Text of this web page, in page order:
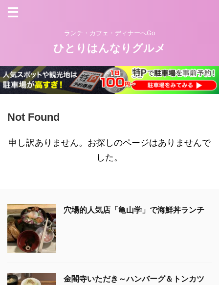
ランチ・カフェ・ディナーへGo
ひとりはんなりグルメ
Not Found
申し訳ありません。お探しのページはありませんで
した。
穴場的人気店「亀山学」で海鮮丼ランチ
金閣寺いただき～ハンバーグ＆トンカツ